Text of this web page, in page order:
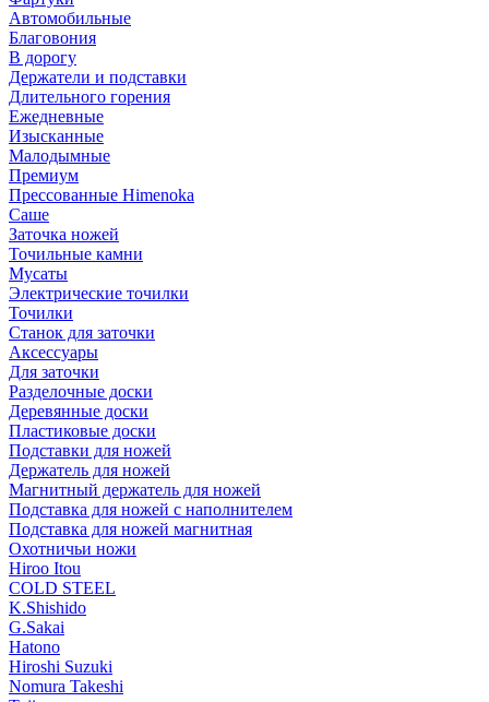
Автомобильные
Благовония
В дорогу
Держатели и подставки
Длительного горения
Ежедневные
Изысканные
Малодымные
Премиум
Прессованные Himenoka
Саше
Заточка ножей
Точильные камни
Мусаты
Электрические точилки
Точилки
Станок для заточки
Аксессуары
Для заточки
Разделочные доски
Деревянные доски
Пластиковые доски
Подставки для ножей
Держатель для ножей
Магнитный держатель для ножей
Подставка для ножей с наполнителем
Подставка для ножей магнитная
Охотничьи ножи
Hiroo Itou
COLD STEEL
K.Shishido
G.Sakai
Hatono
Hiroshi Suzuki
Nomura Takeshi